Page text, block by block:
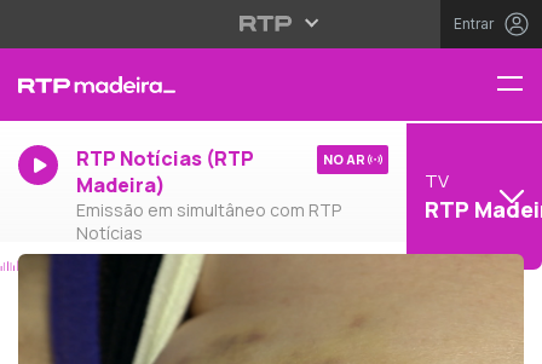
Entrar
RTP Notícias (RTP
Madeira)
Emissão em simultâneo com RTP
Notícias
NO AR
TV
RTP